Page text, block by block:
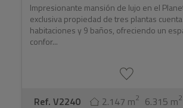
Impresionante mansión de lujo en el
exclusiva propiedad de tres plantas
habitaciones y 9 baños, ofreciendo un
confor...
Ref. V2240 2.147 m2 6.315 m2